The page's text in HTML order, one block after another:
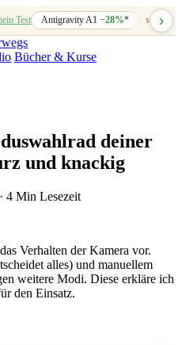
Test Antigravity A1 −28%* bis 7.8.
›
Bücher & Kurse
deiner
und knackig
· 4 Min Lesezeit
Verhalten der Kamera vor.
alles) und manuellem
weitere Modi. Diese erkläre ich
den Einsatz.